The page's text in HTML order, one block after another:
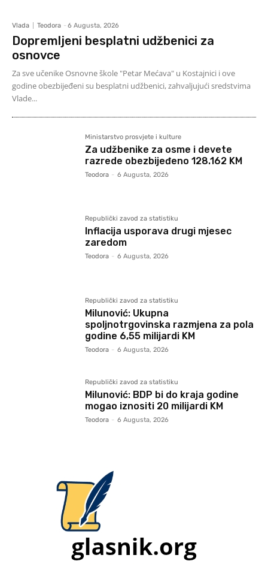
Vlada Teodora - 6 Augusta, 2026
Dopremljeni besplatni udžbenici za
osnovce
Za sve učenike Osnovne škole "Petar Mećava" u Kostajnici i ove
godine obezbijeđeni su besplatni udžbenici, zahvaljujući sredstvima
Vlade...
Ministarstvo prosvjete i kulture
Za udžbenike za osme i devete
razrede obezbijeđeno 128.162 KM
Teodora - 6 Augusta, 2026
Republički zavod za statistiku
Inflacija usporava drugi mjesec
zaredom
Teodora - 6 Augusta, 2026
Republički zavod za statistiku
Milunović: Ukupna
spoljnotrgovinska razmjena za pola
godine 6,55 milijardi KM
Teodora - 6 Augusta, 2026
Republički zavod za statistiku
Milunović: BDP bi do kraja godine
mogao iznositi 20 milijardi KM
Teodora - 6 Augusta, 2026